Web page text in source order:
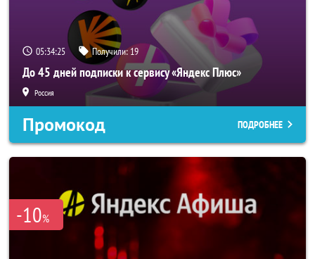
05:34:25 Получили:19
До 45 дней подписки к сервису «Яндекс Плюс»
Россия
Промокод ПОДРОБНЕЕ
-10%